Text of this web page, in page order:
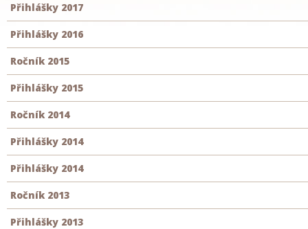
Přihlášky 2017
Přihlášky 2016
Ročník 2015
Přihlášky 2015
Ročník 2014
Přihlášky 2014
Přihlášky 2014
Ročník 2013
Přihlášky 2013